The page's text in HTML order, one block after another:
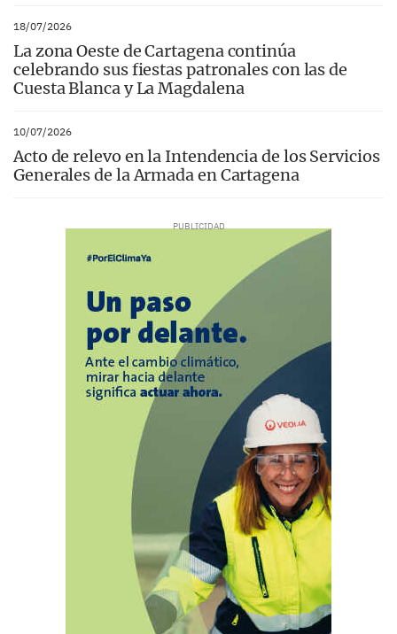
18/07/2026
La zona Oeste de Cartagena continúa
celebrando sus fiestas patronales con las de
Cuesta Blanca y La Magdalena
10/07/2026
Acto de relevo en la Intendencia de los Servicios
Generales de la Armada en Cartagena